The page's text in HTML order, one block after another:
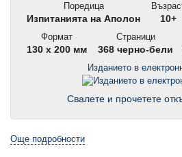
Поредица
Изпитанията на Аполон
10+
Формат
130 x 200 мм
Страници
368 черно-бели
Изданието в
Свалете и прочетете
Още подробности